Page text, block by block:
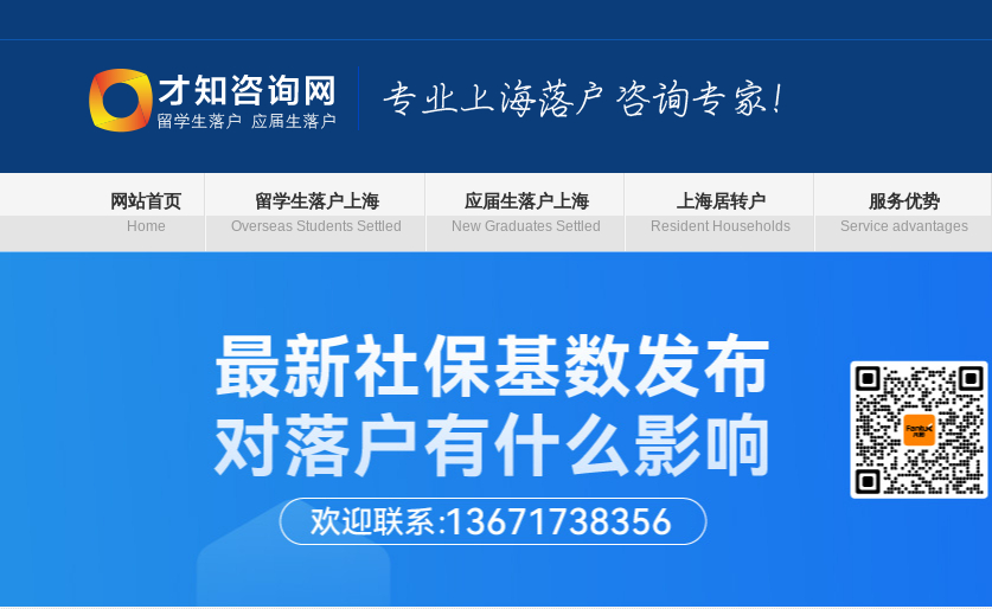
网站首页
Home
留学生落户上海
Overseas Students Settled
应届生落户上海
New Graduates Settled
上海居转户
Resident Households
服务优势
Service advantages